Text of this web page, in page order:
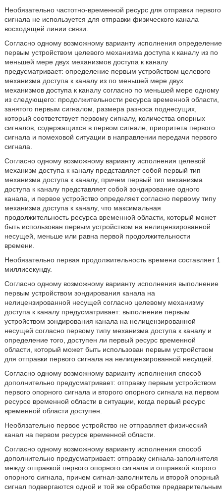
Необязательно частотно-временной ресурс для отправки первого
сигнала не используется для отправки физического канала
восходящей линии связи.
Согласно одному возможному варианту исполнения определение
первым устройством целевого механизма доступа к каналу из по
меньшей мере двух механизмов доступа к каналу
предусматривает: определение первым устройством целевого
механизма доступа к каналу из по меньшей мере двух
механизмов доступа к каналу согласно по меньшей мере одному
из следующего: продолжительности ресурса временной области,
занятого первым сигналом, размера разноса поднесущих,
который соответствует первому сигналу, количества опорных
сигналов, содержащихся в первом сигнале, приоритета первого
сигнала и помеховой ситуации в направлении передачи первого
сигнала.
Согласно одному возможному варианту исполнения целевой
механизм доступа к каналу представляет собой первый тип
механизма доступа к каналу, причем первый тип механизма
доступа к каналу представляет собой зондирование одного
канала, и первое устройство определяет согласно первому типу
механизма доступа к каналу, что максимальная
продолжительность ресурса временной области, который может
быть использован первым устройством на нелицензированной
несущей, меньше или равна первой продолжительности
времени.
Необязательно первая продолжительность времени составляет 1
миллисекунду.
Согласно одному возможному варианту исполнения выполнение
первым устройством зондирования канала на
нелицензированной несущей согласно целевому механизму
доступа к каналу предусматривает: выполнение первым
устройством зондирования канала на нелицензированной
несущей согласно первому типу механизма доступа к каналу и
определение того, доступен ли первый ресурс временной
области, который может быть использован первым устройством
для отправки первого сигнала на нелицензированной несущей.
Согласно одному возможному варианту исполнения способ
дополнительно предусматривает: отправку первым устройством
первого опорного сигнала и второго опорного сигнала на первом
ресурсе временной области в ситуации, когда первый ресурс
временной области доступен.
Необязательно первое устройство не отправляет физический
канал на первом ресурсе временной области.
Согласно одному возможному варианту исполнения способ
дополнительно предусматривает: отправку сигнала-заполнителя
между отправкой первого опорного сигнала и отправкой второго
опорного сигнала, причем сигнал-заполнитель и второй опорный
сигнал подвергаются одной и той же обработке предварительным